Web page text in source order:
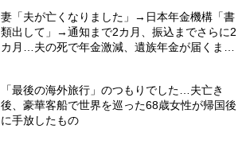
妻「夫が亡くなりました」→日本年金機構「書
類出して」→通知まで2カ月、振込までさらに2
カ月…夫の死で年金激減、遺族年金が届くまで
「最後の海外旅行」のつもりでした…夫亡き
後、豪華客船で世界を巡った68歳女性が帰国後
に手放したもの